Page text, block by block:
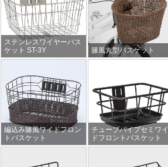
ステンレスワイヤーバス
ケット ST-3Y
籐風丸型バスケット
編込み籐風ワイドフロン
トバスケット
チューブパイプセミワイ
ドフロントバスケット